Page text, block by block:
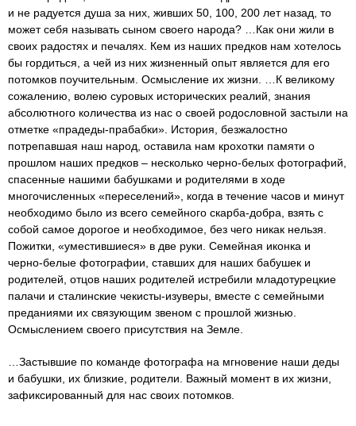
и не радуется душа за них, живших 50, 100, 200 лет назад, то
может себя называть сыном своего народа? …Как они жили в
своих радостях и печалях. Кем из наших предков нам хотелось
бы гордиться, а чей из них жизненный опыт является для его
потомков поучительным. Осмысление их жизни. …К великому
сожалению, волею суровых исторических реалий, знания
абсолютного количества из нас о своей родословной застыли на
отметке «прадеды-прабабки». История, безжалостно
потрепавшая наш народ, оставила нам крохотки памяти о
прошлом наших предков – несколько черно-белых фотографий,
спасенные нашими бабушками и родителями в ходе
многочисленных «переселений», когда в течение часов и минут
необходимо было из всего семейного скарба-добра, взять с
собой самое дорогое и необходимое, без чего никак нельзя.
Пожитки, «уместившиеся» в две руки. Семейная иконка и
черно-белые фотографии, ставших для наших бабушек и
родителей, отцов наших родителей истребили младотурецкие
палачи и сталинские чекисты-изуверы, вместе с семейными
преданиями их связующим звеном с прошлой жизнью.
Осмыслением своего присутствия на Земле.
…Застывшие по команде фотографа на мгновение наши деды
и бабушки, их близкие, родители. Важный момент в их жизни,
зафиксированный для нас своих потомков.